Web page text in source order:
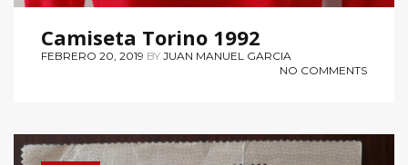
Camiseta Torino 1992
FEBRERO 20, 2019 BY JUAN MANUEL GARCIA
NO COMMENTS